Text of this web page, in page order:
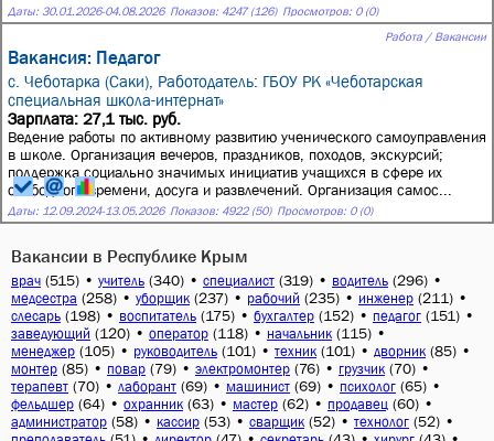
Даты: 30.01.2026-04.08.2026 Показов: 4247 (126) Просмотров: 0 (0)
Работа / Вакансии
Вакансия: Педагог
с. Чеботарка (Саки), Работодатель: ГБОУ РК «Чеботарская
специальная школа-интернат»
Зарплата: 27,1 тыс. руб.
Ведение работы по активному развитию ученического самоуправления
в школе. Организация вечеров, праздников, походов, экскурсий;
поддержка социально значимых инициатив учащихся в сфере их
свободного времени, досуга и развлечений. Организация самос...
Даты: 12.09.2024-13.05.2026 Показов: 4922 (50) Просмотров: 0 (0)
Вакансии в Республике Крым
врач (515) • учитель (340) • специалист (319) • водитель (296) •
медсестра (258) • уборщик (237) • рабочий (235) • инженер (211) •
слесарь (198) • воспитатель (175) • бухгалтер (152) • педагог (151) •
заведующий (120) • оператор (118) • начальник (115) •
менеджер (105) • руководитель (101) • техник (101) • дворник (85) •
монтер (85) • повар (79) • электромонтер (76) • грузчик (70) •
терапевт (70) • лаборант (69) • машинист (69) • психолог (65) •
фельдшер (64) • охранник (63) • мастер (62) • продавец (60) •
администратор (58) • кассир (53) • сварщик (52) • технолог (52) •